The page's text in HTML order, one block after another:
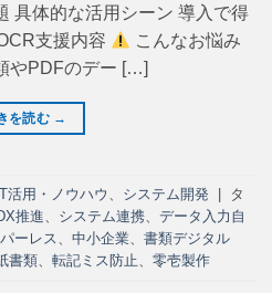
具体的な活用シーン 導入で得
支援内容
こんなお悩み
やPDFのデー […]
を読む →
活用・ノウハウ システム開発 |
タ
推進 システム連携
データ入力自
ーレス 中小企業
書類デジタル
書類 転記ミス防止 零壱製作